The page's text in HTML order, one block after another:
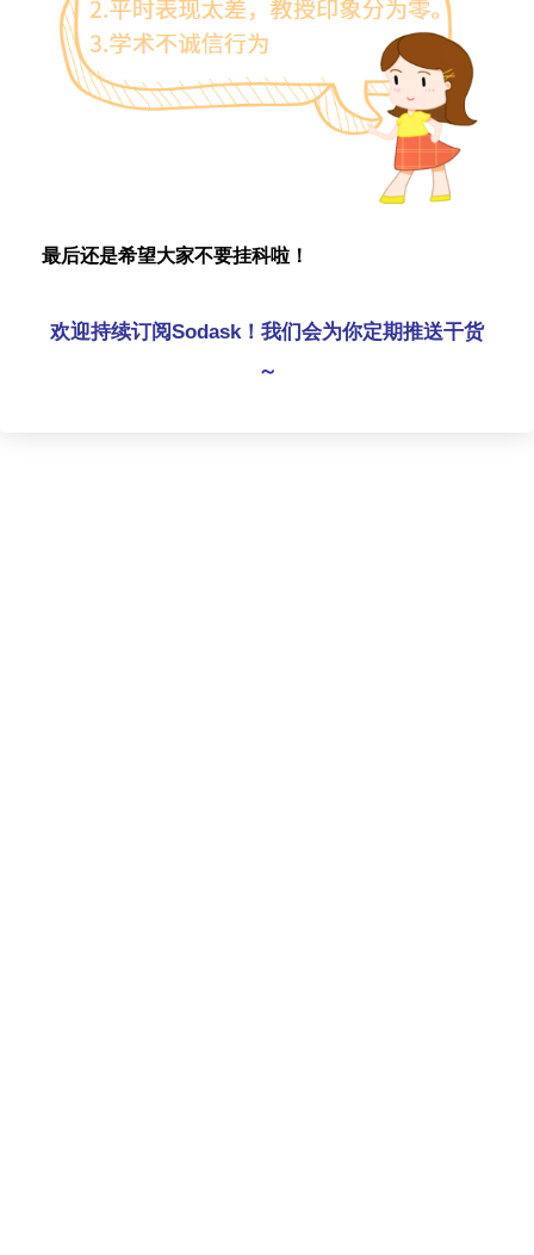
最后还是希望大家不要挂科啦！
欢迎持续订阅Sodask！我们会为你定期推送干货
～